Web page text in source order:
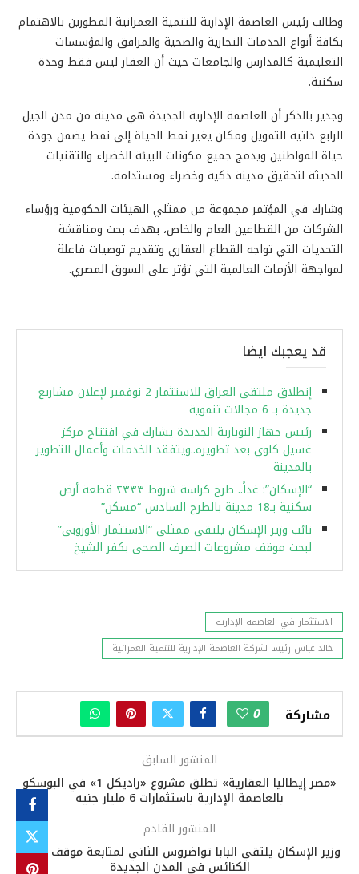
وطالب رئيس العاصمة الإدارية للتنمية العمرانية المطورين بالاهتمام
بكافة أنواع الخدمات التجارية والصحية والمرافق والمؤسسات
التعليمية كالمدارس والجامعات حيث أن العقار ليس فقط وحدة
سكنية.
وجدير بالذكر أن العاصمة الإدارية الجديدة هي مدينة من مدن الجيل
الرابع ذاتية التمويل ومكان يغير نمط الحياة إلى نمط يضمن جودة
حياة المواطنين ويدمج جميع مكونات البيئة الخضراء والتقنيات
الحديثة لتحقيق مدينة ذكية وخضراء ومستدامة.
وشارك في المؤتمر مجموعة من ممثلي الهيئات الحكومية ورؤساء
الشركات من القطاعين العام والخاص، بهدف بحث ومناقشة
التحديات التي تواجه القطاع العقاري وتقديم توصيات فاعلة
لمواجهة الأزمات العالمية التي تؤثر على السوق المصري.
قد يعجبك ايضا
إنطلاق ملتقى العراق للاستثمار 2 نوفمبر لإعلان مشاريع
جديدة بـ 6 مجالات تنموية
رئيس جهاز النوبارية الجديدة يشارك في افتتاح مركز
غسيل كلوي بعد تطويره..ويتفقد الخدمات وأعمال التطوير
بالمدينة
“الإسكان”: غداً.. طرح كراسة شروط ۲۳۳۳ قطعة أرض
سكنية بـ18 مدينة بالطرح السادس “مسكن”
نائب وزير الإسكان يلتقى ممثلى “الاستثمار الأوروبى”
لبحث موقف مشروعات الصرف الصحى بكفر الشيخ
الاستثمار في العاصمة الإدارية
خالد عباس رئيسا لشركة العاصمة الإدارية للتنمية العمرانية
مشاركة 0
المنشور السابق
«مصر إيطاليا العقارية» تطلق مشروع «راديكل 1» في البوسكو
بالعاصمة الإدارية باستثمارات 6 مليار جنيه
المنشور القادم
وزير الإسكان يلتقي البابا تواضروس الثاني لمتابعة موقف تنفيذ
الكنائس فى المدن الجديدة